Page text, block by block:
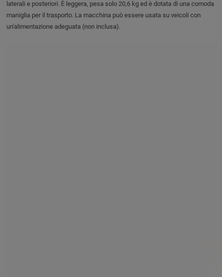
laterali e posteriori. È leggera, pesa solo 20,6 kg ed è dotata di una comoda
maniglia per il trasporto. La macchina può essere usata su veicoli con
un'alimentazione adeguata (non inclusa).